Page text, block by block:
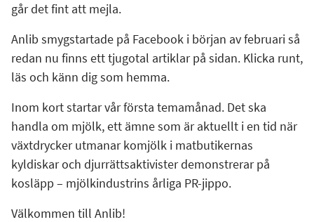
går det fint att mejla.
Anlib smygstartade på Facebook i början av februari så
redan nu finns ett tjugotal artiklar på sidan. Klicka runt,
läs och känn dig som hemma.
Inom kort startar vår första temamånad. Det ska
handla om mjölk, ett ämne som är aktuellt i en tid när
växtdrycker utmanar komjölk i matbutikernas
kyldiskar och djurrättsaktivister demonstrerar på
kosläpp – mjölkindustrins årliga PR-jippo.
Välkommen till Anlib!